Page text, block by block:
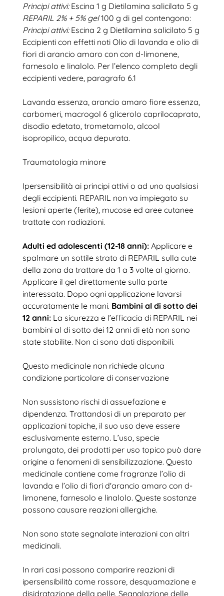
Principi attivi:Escina 1 g Dietilamina salicilato 5 g
REPARIL 2% + 5% gel100 g di gel contengono:
Principi attivi:Escina 2 g Dietilamina salicilato 5 g
Eccipienti con effetti noti Olio di lavanda e olio di
fiori di arancio amaro con con d-limonene,
farnesolo e linalolo. Per l’elenco completo degli
eccipienti vedere, paragrafo 6.1
Lavanda essenza, arancio amaro fiore essenza,
carbomeri, macrogol 6 glicerolo caprilocaprato,
disodio edetato, trometamolo, alcool
isopropilico, acqua depurata.
Traumatologia minore
Ipersensibilità ai principi attivi o ad uno qualsiasi
degli eccipienti. REPARIL non va impiegato su
lesioni aperte (ferite), mucose ed aree cutanee
trattate con radiazioni.
Adulti ed adolescenti (12-18 anni): Applicare e
spalmare un sottile strato di REPARIL sulla cute
della zona da trattare da 1 a 3 volte al giorno.
Applicare il gel direttamente sulla parte
interessata. Dopo ogni applicazione lavarsi
accuratamente le mani. Bambini al di sotto dei
12 anni: La sicurezza e l’efficacia di REPARIL nei
bambini al di sotto dei 12 anni di età non sono
state stabilite. Non ci sono dati disponibili.
Questo medicinale non richiede alcuna
condizione particolare di conservazione
Non sussistono rischi di assuefazione e
dipendenza. Trattandosi di un preparato per
applicazioni topiche, il suo uso deve essere
esclusivamente esterno. L’uso, specie
prolungato, dei prodotti per uso topico può dare
origine a fenomeni di sensibilizzazione. Questo
medicinale contiene come fragranze l’olio di
lavanda e l’olio di fiori d'arancio amaro con d-
limonene, farnesolo e linalolo. Queste sostanze
possono causare reazioni allergiche.
Non sono state segnalate interazioni con altri
medicinali.
In rari casi possono comparire reazioni di
ipersensibilità come rossore, desquamazione e
disidratazione della pelle. Segnalazione delle